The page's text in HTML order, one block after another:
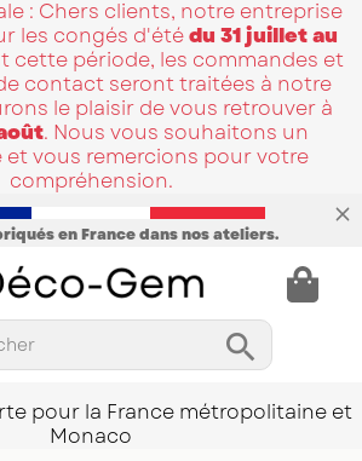
: Chers clients, notre entreprise
les congés d'étédu 31 juillet au
cette période, les commandes et
contact seront traitées à notre
le plaisir de vous retrouver à
. Nous vous souhaitons un
et vous remercions pour votre
compréhension.
en France dans nos ateliers.

Rechercher
pour la France métropolitaine et
Monaco